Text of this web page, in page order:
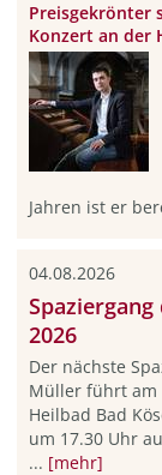
Preisgekrönter
Konzert an der
Jahren ist er
04.08.2026
2026
Der nächste
Müller führt am
Heilbad Bad
um 17.30 Uhr
... [mehr]